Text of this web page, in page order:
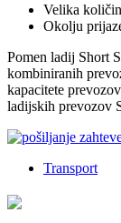
Velika
Okolju
Pomen ladij Short
kombiniranih
kapacitete
ladijskih prevozov
Transport